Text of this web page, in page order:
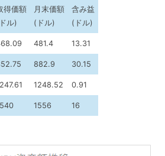
得価額
ル)
月末価額
(ドル)
含み益
(ドル)
481.4 13.31
882.9 30.15
1248.52 0.91
1556 16